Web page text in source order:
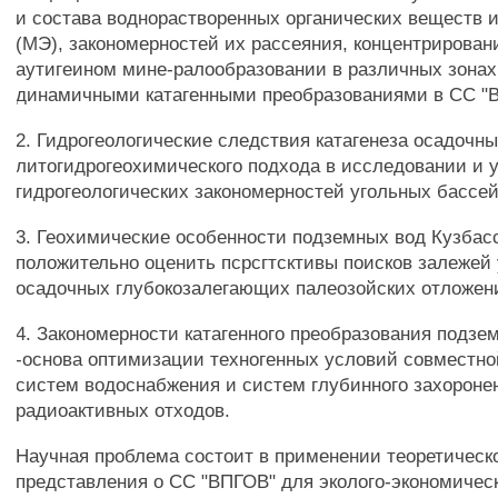
и состава воднорастворенных органических веществ
(МЭ), закономерностей их рассеяния,
аутигеином мине-ралообразовании в различных зонах
динамичными катагенными преобразованиями в СС
2. Гидрогеологические следствия катагенеза
литогидрогеохимического подхода в исследовании и
гидрогеологических закономерностей угольных
3. Геохимические особенности подземных вод
положительно оценить псрсгтсктивы поисков
осадочных глубокозалегающих палеозойских
4. Закономерности катагенного преобразования
-основа оптимизации техногенных условий
систем водоснабжения и систем глубинного
радиоактивных отходов.
Научная проблема состоит в применении
представления о СС "ВПГОВ" для эколого-